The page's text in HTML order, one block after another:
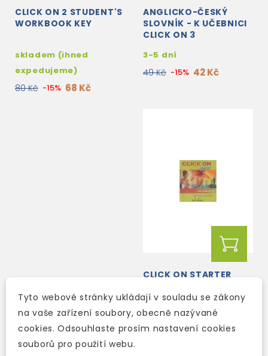
CLICK ON 2 STUDENT'S
WORKBOOK KEY
skladem (ihned
expedujeme)
80 Kč -15% 68 Kč
ANGLICKO-ČESKÝ
SLOVNÍK - K UČEBNICI
CLICK ON 3
3-5 dní
49 Kč -15% 42 Kč
CLICK ON STARTER
3-5 dní
335 Kč -15% 285 Kč
Tyto webové stránky ukládají v souladu se zákony
na vaše zařízení soubory, obecně nazývané
cookies. Odsouhlaste prosím nastavení cookies
souborů pro použití webu.